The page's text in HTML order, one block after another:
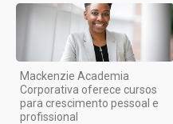
Mackenzie Academia
Corporativa oferece cursos
para crescimento pessoal e
profissional